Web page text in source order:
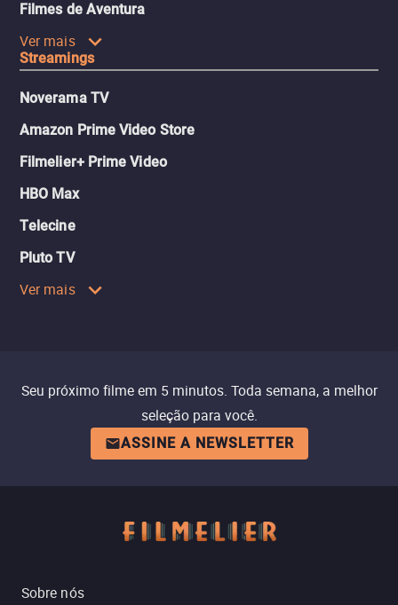
Filmes de Aventura
Ver mais
Streamings
Noverama TV
Amazon Prime Video Store
Filmelier+ Prime Video
HBO Max
Telecine
Pluto TV
Ver mais
Seu próximo filme em 5 minutos. Toda semana, a melhor
seleção para você.
ASSINE A NEWSLETTER
Sobre nós